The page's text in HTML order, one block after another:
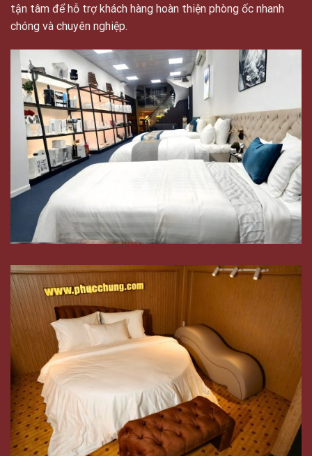
tận tâm để hỗ trợ khách hàng hoàn thiện phòng ốc nhanh
chóng và chuyên nghiệp.